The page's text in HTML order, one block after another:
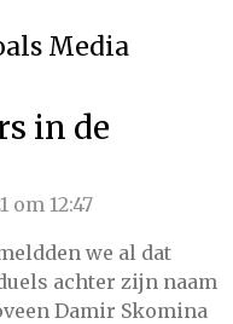
Media
in de
om 12:47
we al dat
achter zijn naam
Damir Skomina